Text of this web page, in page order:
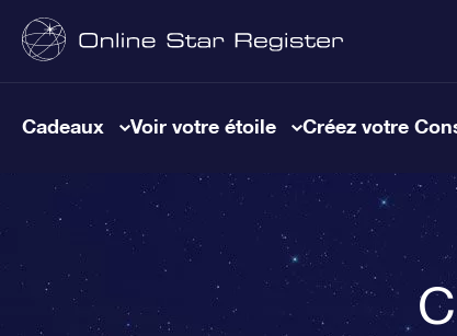
Cadeaux Voir votre étoile Créez votre